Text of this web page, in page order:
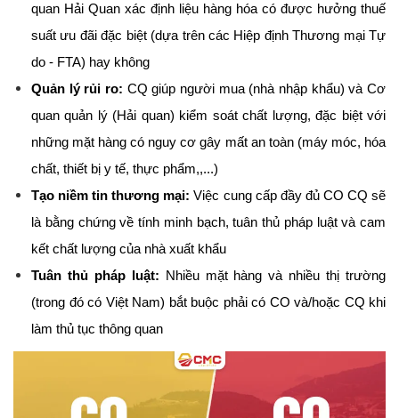
quan Hải Quan xác định liệu hàng hóa có được hưởng thuế
suất ưu đãi đặc biệt (dựa trên các Hiệp định Thương mại Tự
do - FTA) hay không
Quản lý rủi ro: CQ giúp người mua (nhà nhập khẩu) và Cơ
quan quản lý (Hải quan) kiểm soát chất lượng, đặc biệt với
những mặt hàng có nguy cơ gây mất an toàn (máy móc, hóa
chất, thiết bị y tế, thực phẩm,,...)
Tạo niềm tin thương mại: Việc cung cấp đầy đủ CO CQ sẽ
là bằng chứng về tính minh bạch, tuân thủ pháp luật và cam
kết chất lượng của nhà xuất khẩu
Tuân thủ pháp luật: Nhiều mặt hàng và nhiều thị trường
(trong đó có Việt Nam) bắt buộc phải có CO và/hoặc CQ khi
làm thủ tục thông quan